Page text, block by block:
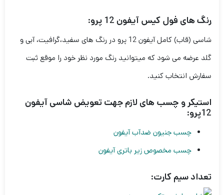
رنگ های فول کیس آیفون 12 پرو:
شاسی (قاب) کامل آیفون 12 پرو در رنگ های سفید،گرافیت، آبی و
گلد عرضه می شود که میتوانید رنگ مورد نظر خود را موقع ثبت
سفارش انتخاب کنید.
استیکر و چسب های لازم جهت تعویض شاسی آیفون
12پرو:
چسب جنیون ضدآب آیفون
چسب مخصوص زیر باتری آیفون
تعداد سیم کارت: